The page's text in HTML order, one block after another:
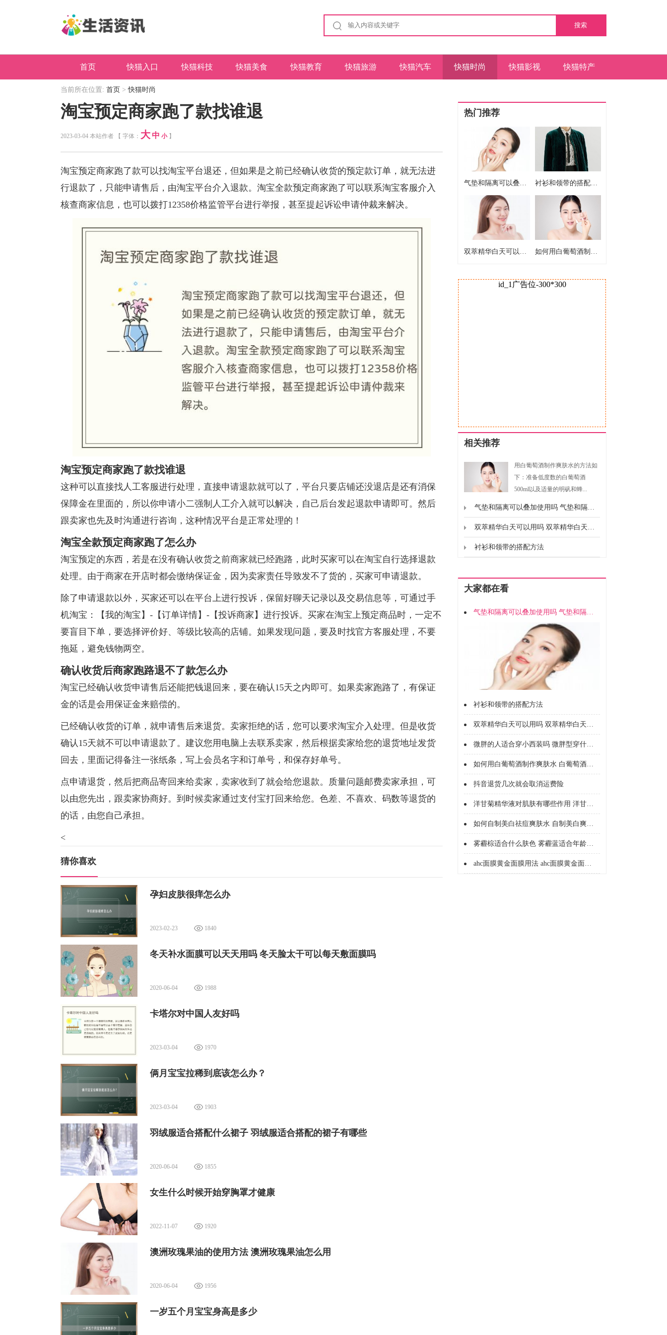
搜索
首页 快猫入口 快猫科技 快猫美食 快猫教育 快猫旅游 快猫汽车 快猫时尚 快猫影视 快猫特产
当前所在位置: 首页 >快猫时尚
淘宝预定商家跑了款找谁退
2023-03-04 本站作者 【 字体： 大 中 小】
淘宝预定商家跑了款可以找淘宝平台退还，但如果是之前已经确认收货的预定款订单，就无法进
行退款了，只能申请售后，由淘宝平台介入退款。淘宝全款预定商家跑了可以联系淘宝客服介入
核查商家信息，也可以拨打12358价格监管平台进行举报，甚至提起诉讼申请仲裁来解决。
淘宝预定商家跑了款找谁退
这种可以直接找人工客服进行处理，直接申请退款就可以了，平台只要店铺还没退店是还有消保
保障金在里面的，所以你申请小二强制人工介入就可以解决，自己后台发起退款申请即可。然后
跟卖家也先及时沟通进行咨询，这种情况平台是正常处理的！
淘宝全款预定商家跑了怎么办
淘宝预定的东西，若是在没有确认收货之前商家就已经跑路，此时买家可以在淘宝自行选择退款
处理。由于商家在开店时都会缴纳保证金，因为卖家责任导致发不了货的，买家可申请退款。
除了申请退款以外，买家还可以在平台上进行投诉，保留好聊天记录以及交易信息等，可通过手
机淘宝：【我的淘宝】-【订单详情】-【投诉商家】进行投诉。买家在淘宝上预定商品时，一定不
要盲目下单，要选择评价好、等级比较高的店铺。如果发现问题，要及时找官方客服处理，不要
拖延，避免钱物两空。
确认收货后商家跑路退不了款怎么办
淘宝已经确认收货申请售后还能把钱退回来，要在确认15天之内即可。如果卖家跑路了，有保证
金的话是会用保证金来赔偿的。
已经确认收货的订单，就申请售后来退货。卖家拒绝的话，您可以要求淘宝介入处理。但是收货
确认15天就不可以申请退款了。建议您用电脑上去联系卖家，然后根据卖家给您的退货地址发货
回去，里面记得备注一张纸条，写上会员名字和订单号，和保存好单号。
点申请退货，然后把商品寄回来给卖家，卖家收到了就会给您退款。质量问题邮费卖家承担，可
以由您先出，跟卖家协商好。到时候卖家通过支付宝打回来给您。色差、不喜欢、码数等退货的
的话，由您自己承担。
<
猜你喜欢
孕妇皮肤很痒怎么办
2023-02-23 1840
冬天补水面膜可以天天用吗 冬天脸太干可以每天敷面膜吗
2020-06-04 1988
卡塔尔对中国人友好吗
2023-03-04 1970
俩月宝宝拉稀到底该怎么办？
2023-03-04 1903
羽绒服适合搭配什么裙子 羽绒服适合搭配的裙子有哪些
2020-06-04 1855
女生什么时候开始穿胸罩才健康
2022-11-07 1920
澳洲玫瑰果油的使用方法 澳洲玫瑰果油怎么用
2020-06-04 1956
一岁五个月宝宝身高是多少
热门推荐
气垫和隔离可以叠加使用吗 气垫和隔离能不能一起用 衬衫和领带的搭配方法
双萃精华白天可以用吗 双萃精华白天能不能用 如何用白葡萄酒制作爽肤水 白葡萄酒制作爽肤水的好处
id_1广告位-300*300
相关推荐
用白葡萄酒制作爽肤水的方法如
下：准备低度数的白葡萄酒
500ml以及适量的明矾和蜂...
气垫和隔离可以叠加使用吗 气垫和隔离能不能一起用
双萃精华白天可以用吗 双萃精华白天能不能用
衬衫和领带的搭配方法
大家都在看
气垫和隔离可以叠加使用吗 气垫和隔离能不能一起用
衬衫和领带的搭配方法
双萃精华白天可以用吗 双萃精华白天能不能用
微胖的人适合穿小西装吗 微胖型穿什么西服
如何用白葡萄酒制作爽肤水 白葡萄酒制作爽肤水的好处
抖音退货几次就会取消运费险
洋甘菊精华液对肌肤有哪些作用 洋甘菊精华液的护肤作用有哪些
如何自制美白祛痘爽肤水 自制美白爽肤水配方
雾霾棕适合什么肤色 雾霾蓝适合年龄和肤色
ahc面膜黄金面膜用法 ahc面膜黄金面膜的成分